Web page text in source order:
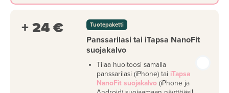
+ 24 € Tuotepaketti
Panssarilasi tai iTapsa NanoFit
suojakalvo
Tilaa huoltoosi samalla
panssarilasi (iPhone) tai iTapsa
NanoFit suojakalvo (iPhone ja